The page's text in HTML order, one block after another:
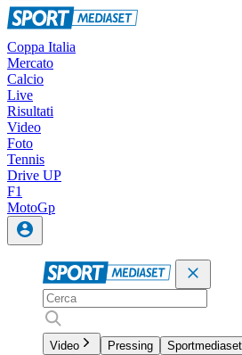
Coppa Italia
Mercato
Calcio
Live
Risultati
Video
Foto
Tennis
Drive UP
F1
MotoGp
Video Pressing